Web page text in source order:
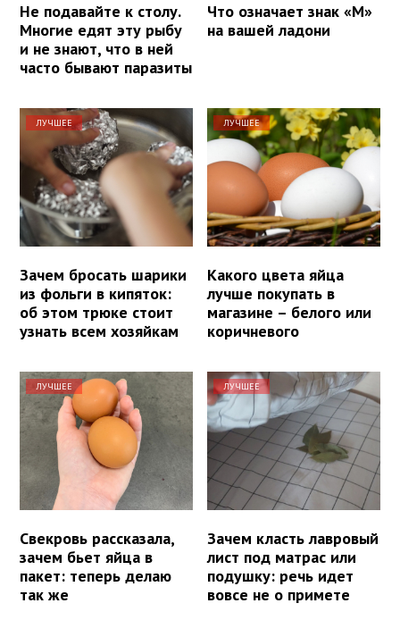
Не подавайте к столу.
Многие едят эту рыбу
и не знают, что в ней
часто бывают паразиты
Что означает знак «М»
на вашей ладони
ЛУЧШЕЕ
Зачем бросать шарики
из фольги в кипяток:
об этом трюке стоит
узнать всем хозяйкам
ЛУЧШЕЕ
Какого цвета яйца
лучше покупать в
магазине – белого или
коричневого
ЛУЧШЕЕ
Свекровь рассказала,
зачем бьет яйца в
пакет: теперь делаю
так же
ЛУЧШЕЕ
Зачем класть лавровый
лист под матрас или
подушку: речь идет
вовсе не о примете